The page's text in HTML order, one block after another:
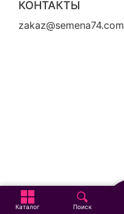
КОНТАКТЫ
zakaz@semena74.com
Каталог Поиск